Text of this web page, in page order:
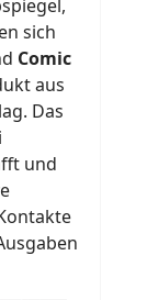
sich
Comic
aus
Das
und